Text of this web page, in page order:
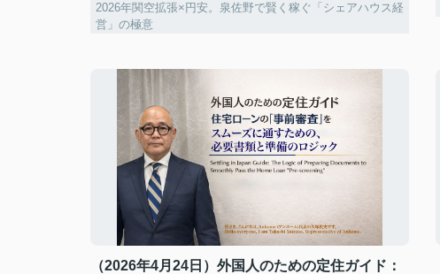
2026年関空拡張×円安。泉佐野で賢く稼ぐ「シェアハウス経
営」の極意
（2026年4月24日）外国人のための定住ガイド：